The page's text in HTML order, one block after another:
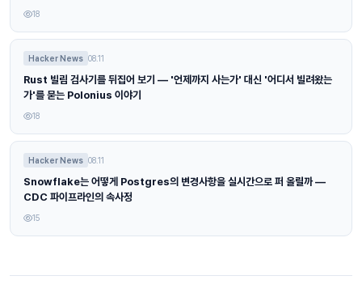
18
Hacker News 08.11
Rust 빌림 검사기를 뒤집어 보기 — '언제까지 사는가' 대신 '어디서 빌려왔는
가'를 묻는 Polonius 이야기
18
Hacker News 08.11
Snowflake는 어떻게 Postgres의 변경사항을 실시간으로 퍼 올릴까 —
CDC 파이프라인의 속사정
15